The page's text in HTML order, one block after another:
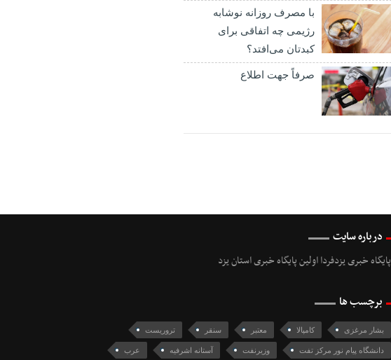
با مصرف روزانه نوشابه
رژیمی چه اتفاقی برای
کبدتان می‌افتد؟
صرفاً جهت اطلاع
درباره سایت
پایگاه خبری یزدفردا اولین پایگاه خبری استان یزد
برچسب ها
بشار مرغزی کامپالا معتبر سنقر تروریست
دانشگاه پيام نور مركز تفت وزیرنفت آستانه اشرفیه عرب